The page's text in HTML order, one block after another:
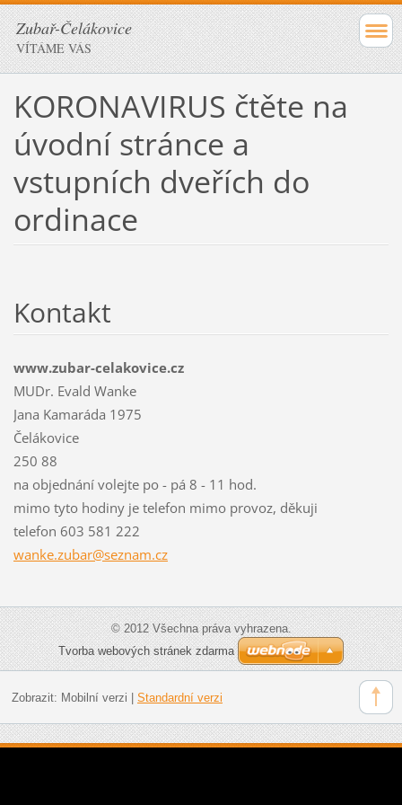
Zubař-Čelákovice
VÍTÁME VÁS
KORONAVIRUS čtěte na
úvodní stránce a
vstupních dveřích do
ordinace
Kontakt
www.zubar-celakovice.cz
MUDr. Evald Wanke
Jana Kamaráda 1975
Čelákovice
250 88
na objednání volejte po - pá 8 - 11 hod.
mimo tyto hodiny je telefon mimo provoz, děkuji
telefon 603 581 222
wanke.zubar@seznam.cz
© 2012 Všechna práva vyhrazena.
Tvorba webových stránek zdarma
Zobrazit: Mobilní verzi Standardní verzi